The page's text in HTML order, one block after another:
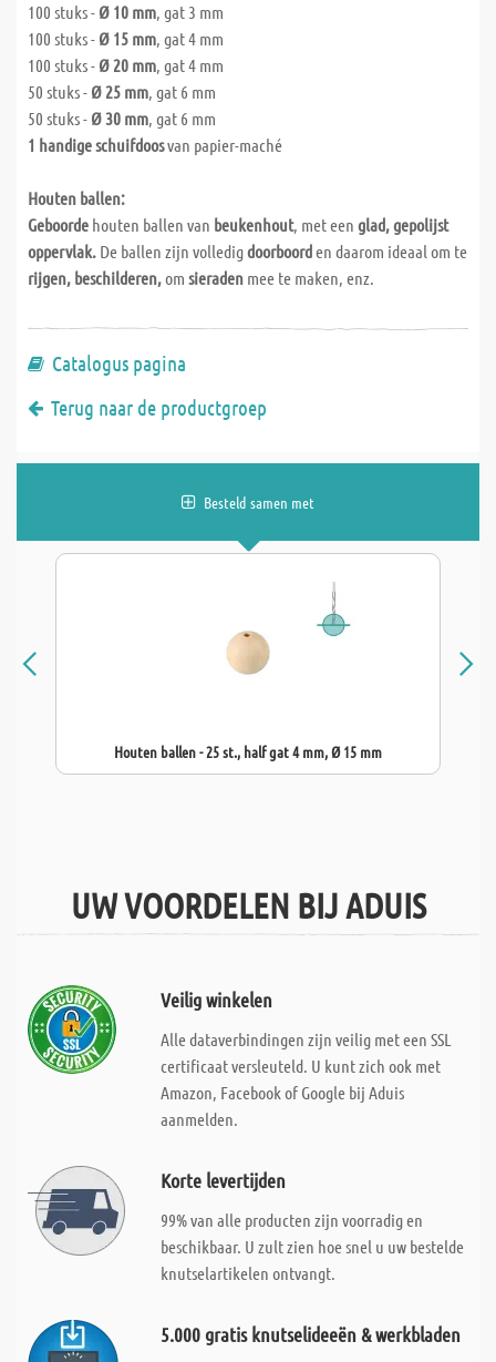
100 stuks - Ø 10 mm, gat 3 mm
100 stuks - Ø 15 mm, gat 4 mm
100 stuks - Ø 20 mm, gat 4 mm
50 stuks - Ø 25 mm, gat 6 mm
50 stuks - Ø 30 mm, gat 6 mm
1 handige schuifdoosvan papier-maché
Houten ballen:
Geboorde houten ballen van beukenhout, met een glad, gepolijst
oppervlak. De ballen zijn volledigdoorboorden daarom ideaal om te
rijgen, beschilderen,om sieraden mee te maken, enz.
Catalogus pagina
Terug naar de productgroep
Besteld samen met
Houten ballen - 25 st., half gat 4 mm, Ø 15 mm
UW VOORDELEN BIJ ADUIS
Veilig winkelen
Alle dataverbindingen zijn veilig met een SSL
certificaat versleuteld. U kunt zich ook met
Amazon, Facebook of Google bij Aduis
aanmelden.
Korte levertijden
99% van alle producten zijn voorradig en
beschikbaar. U zult zien hoe snel u uw bestelde
knutselartikelen ontvangt.
5.000 gratis knutselideeën & werkbladen